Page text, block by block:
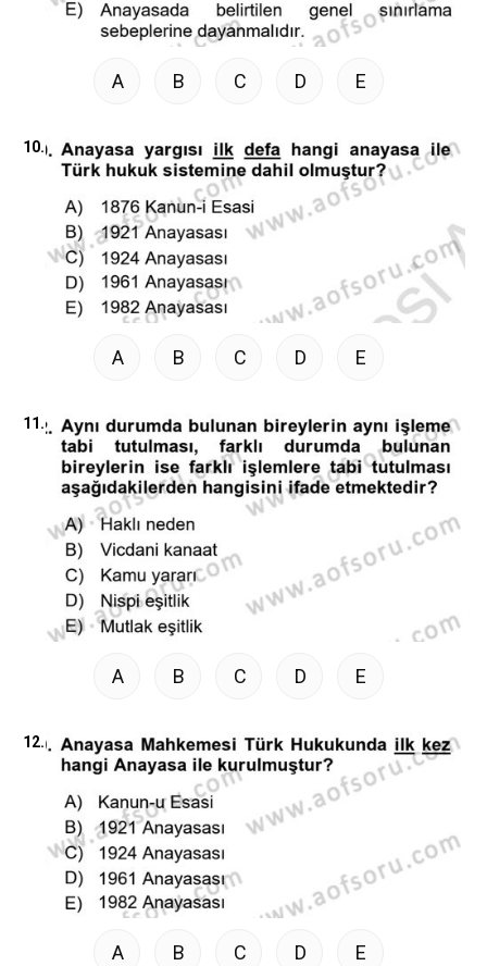
A B C D E
10.
A B C D E
11.
A B C D E
12.
A B C D E